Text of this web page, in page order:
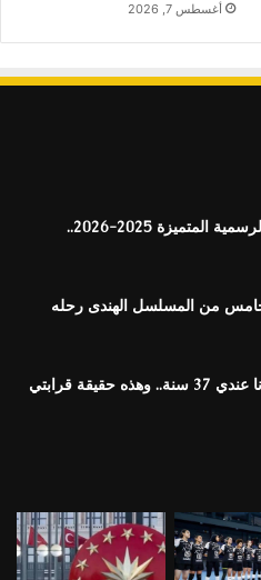
أغسطس 7, 2026
مصروفات المدارس التجريبية والرسمية المتميزة 2025-2026..
من المسلسل الهندى رحله
مريم سعيد صالح: دخلت الفن وأنا عندي 37 سنة.. وهذه حقيقة قرابتي